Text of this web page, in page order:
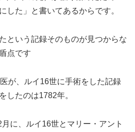
した」と書いてあるからです。
という記録そのものが見つからな
点です
が、ルイ16世に手術をした記録
したのは1782年。
に、ルイ16世とマリー・アント